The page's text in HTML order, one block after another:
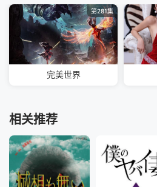
第281集
完美世界
相关推荐